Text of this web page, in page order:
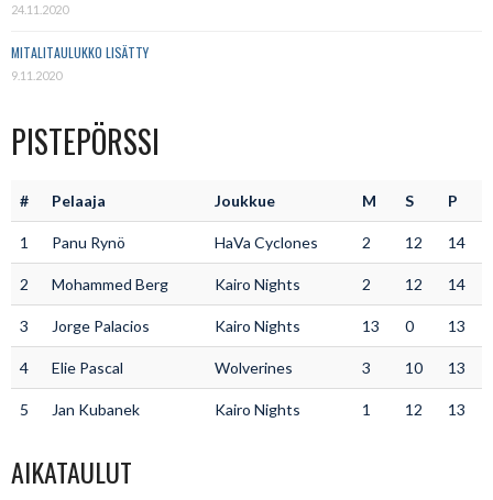
24.11.2020
MITALITAULUKKO LISÄTTY
9.11.2020
PISTEPÖRSSI
# Pelaaja Joukkue M S P
1 Panu Rynö HaVa Cyclones 2 12 14
2 Mohammed Berg Kairo Nights 2 12 14
3 Jorge Palacios Kairo Nights 13 0 13
4 Elie Pascal Wolverines 3 10 13
5 Jan Kubanek Kairo Nights 1 12 13
AIKATAULUT